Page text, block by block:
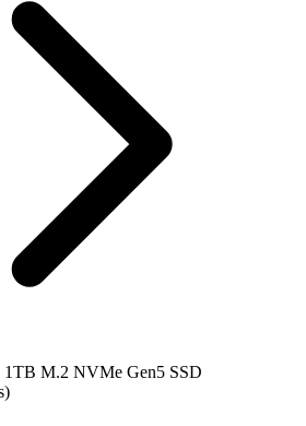
1TB M.2 NVMe Gen5 SSD